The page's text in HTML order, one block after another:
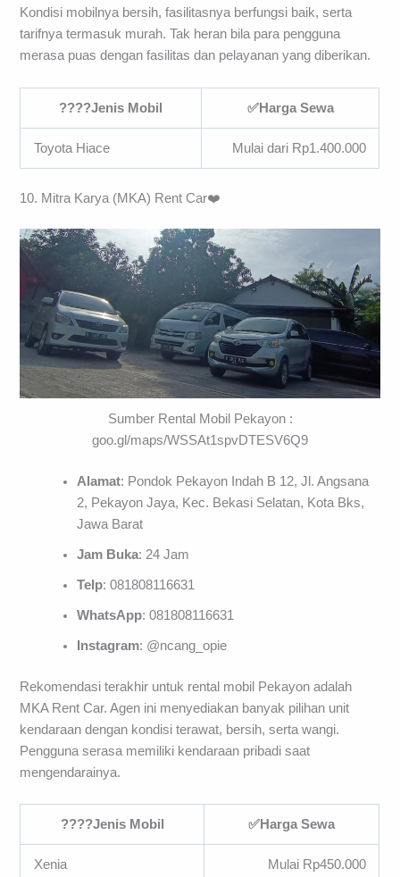
Kondisi mobilnya bersih, fasilitasnya berfungsi baik, serta
tarifnya termasuk murah. Tak heran bila para pengguna
merasa puas dengan fasilitas dan pelayanan yang diberikan.
????Jenis Mobil ✅Harga Sewa
Toyota Hiace Mulai dari Rp1.400.000
10. Mitra Karya (MKA) Rent Car❤️
Sumber Rental Mobil Pekayon :
goo.gl/maps/WSSAt1spvDTESV6Q9
Alamat: Pondok Pekayon Indah B 12, Jl. Angsana
2, Pekayon Jaya, Kec. Bekasi Selatan, Kota Bks,
Jawa Barat
Jam Buka: 24 Jam
Telp: 081808116631
WhatsApp: 081808116631
Instagram: @ncang_opie
Rekomendasi terakhir untuk rental mobil Pekayon adalah
MKA Rent Car. Agen ini menyediakan banyak pilihan unit
kendaraan dengan kondisi terawat, bersih, serta wangi.
Pengguna serasa memiliki kendaraan pribadi saat
mengendarainya.
????Jenis Mobil ✅Harga Sewa
Xenia Mulai Rp450.000